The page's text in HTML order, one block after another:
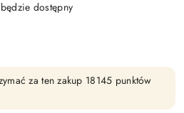
dostępny
za ten zakup 18145 punktów